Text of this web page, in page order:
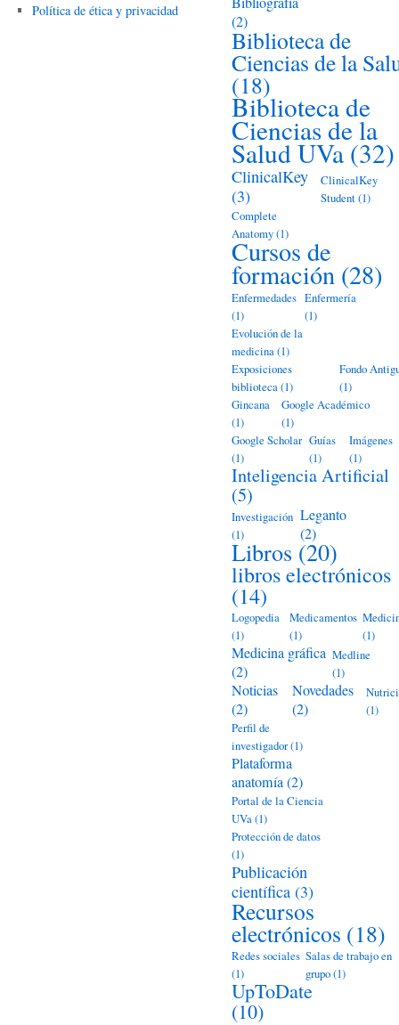
Política de ética y privacidad
(2)
Biblioteca de
Ciencias de la
(18)
Biblioteca de
Ciencias de la
Salud UVa (32)
ClinicalKey
(3)
ClinicalKey
Student(1)
Complete
Anatomy(1)
Cursos de
formación (28)
Enfermedades
(1)
Enfermería
(1)
Evolución de la
medicina(1)
Exposiciones
biblioteca(1)
Fondo
(1)
Gincana
(1)
Google Académico
(1)
Google Scholar
(1)
Guías
(1)
Imágenes
(1)
Inteligencia Artificial
(5)
Investigación
(1)
Leganto
(2)
Libros (20)
libros electrónicos
(14)
Logopedia
(1)
Medicamentos
(1)
(1)
Medicina gráfica
(2)
Medline
(1)
Noticias
(2)
Novedades
(2)
(1)
Perfil de
investigador(1)
Plataforma
anatomía(2)
Portal de la Ciencia
UVa(1)
Protección de datos
(1)
Publicación
científica (3)
Recursos
electrónicos (18)
Redes sociales
(1)
Salas de trabajo en
grupo(1)
UpToDate
(10)